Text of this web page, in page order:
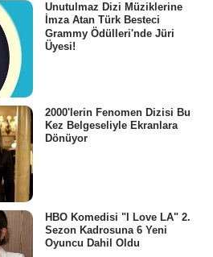
Unutulmaz Dizi Müziklerine
İmza Atan Türk Besteci
Grammy Ödülleri'nde Jüri
Üyesi!
2000'lerin Fenomen Dizisi Bu
Kez Belgeseliyle Ekranlara
Dönüyor
HBO Komedisi "I Love LA" 2.
Sezon Kadrosuna 6 Yeni
Oyuncu Dahil Oldu